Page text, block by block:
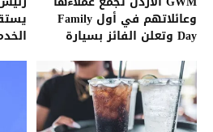
وعائلاتهم في أول Family
Day وتعلن الفائز بسيارة